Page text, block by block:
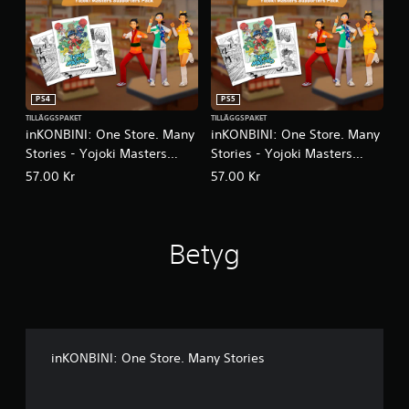
inKONBINI: One Store. Many
Stories - Yojoki Masters
Supporters Pack
PS4
TILLÄGGSPAKET
57.00 Kr
inKONBINI: One Store. Many
Stories - Yojoki Masters
Supporters Pack
PS5
TILLÄGGSPAKET
57.00 Kr
Betyg
inKONBINI: One Store. Many Stories